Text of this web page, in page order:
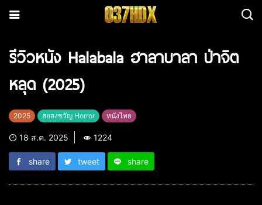
รีวิวหนัง Halabala ฮาลาบาลา ป่าจิต
หลุด (2025)
2025 สยองขวัญ Horror หนังไทย
18 ส.ค. 2025 1224
share tweet share